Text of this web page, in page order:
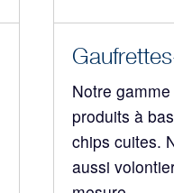
Notre
produits à
chips cuites.
aussi